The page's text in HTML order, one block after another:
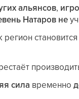
альянсов,
Натаров не
регион
сила временно